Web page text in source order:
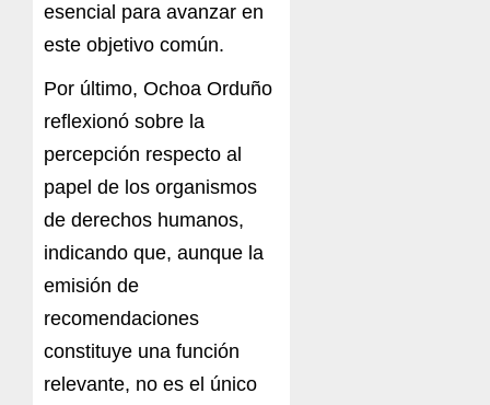
esencial para avanzar en
este objetivo común.
Por último, Ochoa Orduño
reflexionó sobre la
percepción respecto al
papel de los organismos
de derechos humanos,
indicando que, aunque la
emisión de
recomendaciones
constituye una función
relevante, no es el único